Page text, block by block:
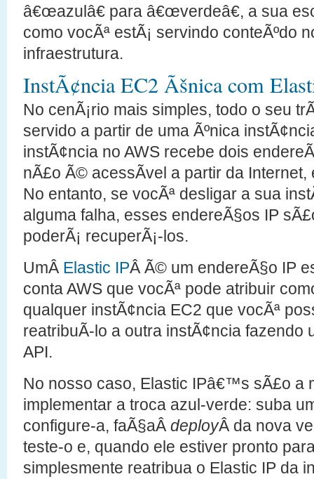
â€œazulâ€ para â€œverdeâ€, a sua
como vocÃª estÃ¡ servindo conteÃºdo
infraestrutura.
InstÃ¢ncia EC2 Ãšnica com
No cenÃ¡rio mais simples, todo o seu
servido a partir de uma Ãºnica
instÃ¢ncia no AWS recebe dois
nÃ£o Ã© acessÃ­vel a partir da Internet,
No entanto, se vocÃª desligar a sua
alguma falha, esses endereÃ§os IP
poderÃ¡ recuperÃ¡-los.
UmÂ Elastic IPÂ Ã© um endereÃ§o IP
conta AWS que vocÃª pode atribuir
qualquer instÃ¢ncia EC2 que vocÃª
reatribuÃ­-lo a outra instÃ¢ncia fazendo
API.
No nosso caso, Elastic IPâ€™s sÃ£o a
implementar a troca azul-verde: suba
configure-a, faÃ§aÂ deployÂ da nova
teste-o e, quando ele estiver pronto
simplesmente reatribua o Elastic IP da